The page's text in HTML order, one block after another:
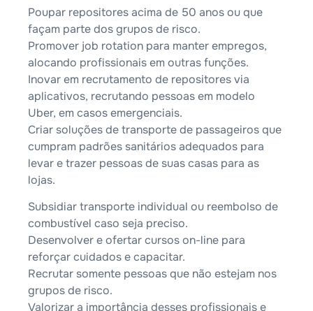
Poupar repositores acima de 50 anos ou que
façam parte dos grupos de risco.
Promover job rotation para manter empregos,
alocando profissionais em outras funções.
Inovar em recrutamento de repositores via
aplicativos, recrutando pessoas em modelo
Uber, em casos emergenciais.
Criar soluções de transporte de passageiros que
cumpram padrões sanitários adequados para
levar e trazer pessoas de suas casas para as
lojas.
Subsidiar transporte individual ou reembolso de
combustível caso seja preciso.
Desenvolver e ofertar cursos on-line para
reforçar cuidados e capacitar.
Recrutar somente pessoas que não estejam nos
grupos de risco.
Valorizar a importância desses profissionais e